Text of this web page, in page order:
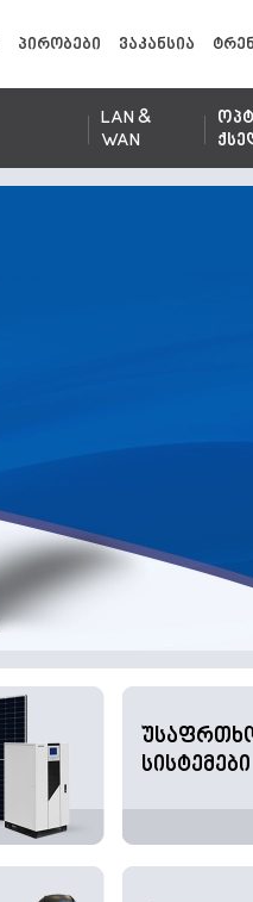
პირობები ვაკანსია
LAN &
WAN
სისტემები